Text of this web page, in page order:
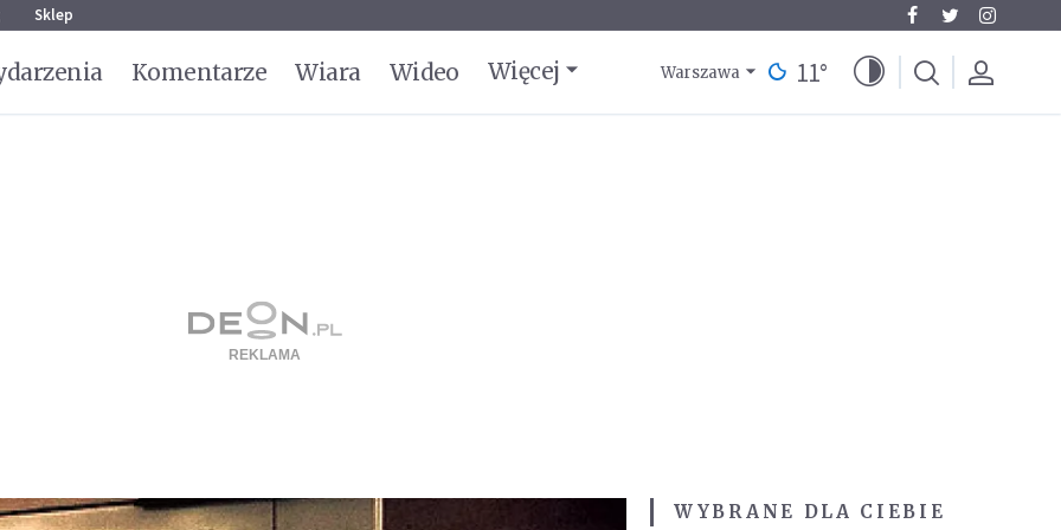
Sklep
Komentarze Wiara Wideo Więcej Warszawa 11°
WYBRANE DLA CIEBIE